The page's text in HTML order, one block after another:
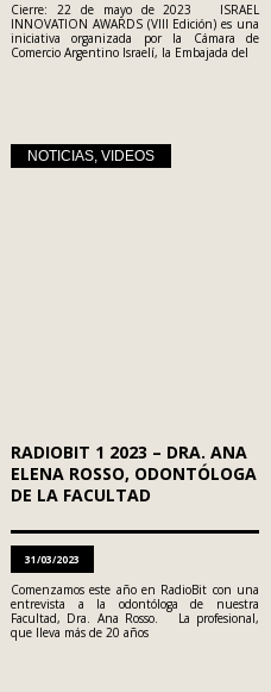
Cierre: 22 de mayo de 2023 ISRAEL
INNOVATION AWARDS (VIII Edición) es una
iniciativa organizada por la Cámara de
Comercio Argentino Israelí, la Embajada del
NOTICIAS VIDEOS
RADIOBIT 1 2023 – DRA. ANA
ELENA ROSSO, ODONTÓLOGA
DE LA FACULTAD
31/03/2023
Comenzamos este año en RadioBit con una
entrevista a la odontóloga de nuestra
Facultad, Dra. Ana Rosso. La profesional,
que lleva más de 20 años